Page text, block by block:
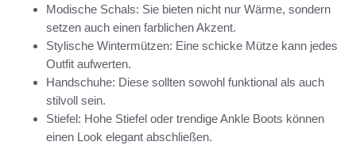
Modische Schals: Sie bieten nicht nur Wärme, sondern
setzen auch einen farblichen Akzent.
Stylische Wintermützen: Eine schicke Mütze kann jedes
Outfit aufwerten.
Handschuhe: Diese sollten sowohl funktional als auch
stilvoll sein.
Stiefel: Hohe Stiefel oder trendige Ankle Boots können
einen Look elegant abschließen.